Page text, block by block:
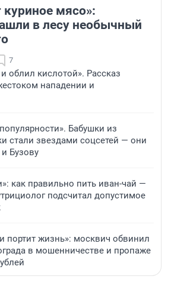
мясо»:
в лесу необычный
7
облил кислотой». Рассказ
нападении и
Бабушки из
стали звездами соцсетей — они
Бузову
как правильно пить иван-чай —
подсчитал допустимое
портит жизнь»: москвич обвинил
в мошенничестве и пропаже